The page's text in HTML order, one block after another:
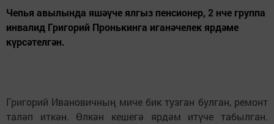
Чепья авылында яшәүче ялгыз пенсионер, 2 нче группа
инвалид Григорий Пронькинга иганәчелек ярдәме
күрсәтелгән.
Григорий Ивановичның миче бик тузган булган, ремонт
таләп иткән. Өлкән кешегә ярдәм итүче табылган.